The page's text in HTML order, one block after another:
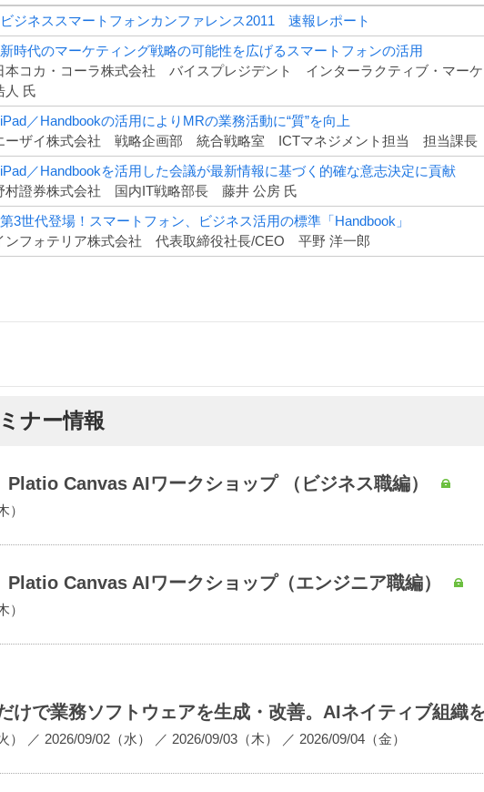
ビジネススマートフォンカンファレンス2011 速報レポート
新時代のマーケティング戦略の可能性を広げるスマートフォンの活用
本コカ・コーラ株式会社 バイスプレジデント インターラクティブ・マー
人 氏
iPad／Handbookの活用によりMRの業務活動に“質”を向上
ーザイ株式会社 戦略企画部 統合戦略室 ICTマネジメント担当 担当課
iPad／Handbookを活用した会議が最新情報に基づく的確な意志決定に貢献
村證券株式会社 国内IT戦略部長 藤井 公房 氏
第3世代登場！スマートフォン、ビジネス活用の標準「Handbook」
ンフォテリア株式会社 代表取締役社長/CEO 平野 洋一郎
ナー情報
Platio Canvas AIワークショップ （ビジネス職編）
）
Platio Canvas AIワークショップ（エンジニア職編）
）
けで業務ソフトウェアを生成・改善。AIネイティブ組織
） ／ 2026/09/02（水） ／ 2026/09/03（木） ／ 2026/09/04（金）